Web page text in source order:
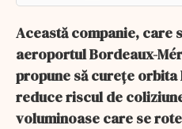
Această companie, care
aeroportul Bordeaux-
propune să curețe orbita
reduce riscul de
voluminoase care se